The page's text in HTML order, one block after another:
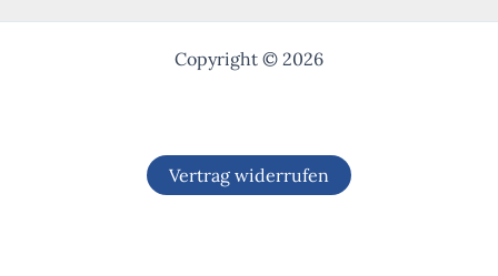
Copyright © 2026
Vertrag widerrufen